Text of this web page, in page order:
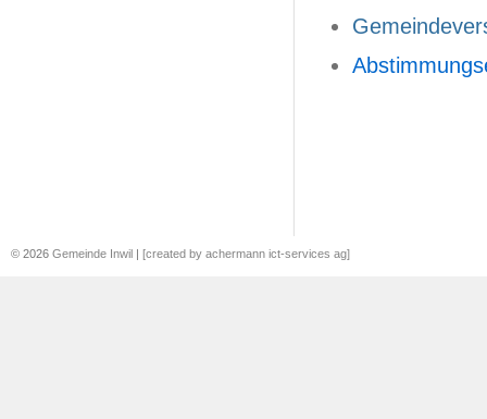
© 2026 Gemeinde Inwil | [created by achermann ict-services ag]